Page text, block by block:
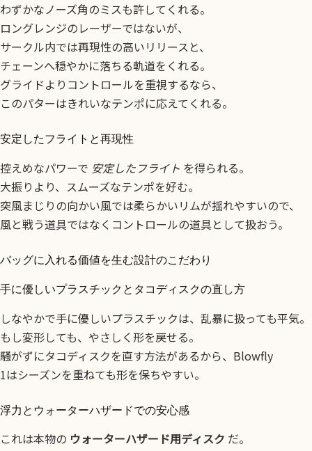
わずかなノーズ角のミスも許してくれる。
ロングレンジのレーザーではないが、
サークル内では再現性の高いリリースと、
チェーンへ穏やかに落ちる軌道をくれる。
グライドよりコントロールを重視するなら、
このパターはきれいなテンポに応えてくれる。
安定したフライトと再現性
控えめなパワーで 安定したフライト を得られる。
大振りより、スムーズなテンポを好む。
突風まじりの向かい風では柔らかいリムが揺れやすいので、
風と戦う道具ではなくコントロールの道具として扱おう。
バッグに入れる価値を生む設計のこだわり
手に優しいプラスチックとタコディスクの直し方
しなやかで手に優しいプラスチックは、乱暴に扱っても平気。
もし変形しても、やさしく形を戻せる。
騒がずにタコディスクを直す方法があるから、Blowfly
1はシーズンを重ねても形を保ちやすい。
浮力とウォーターハザードでの安心感
これは本物の ウォーターハザード用ディスク だ。